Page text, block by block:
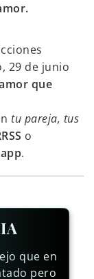
29 de junio
que
tu pareja, tus
o
.
que en
pero